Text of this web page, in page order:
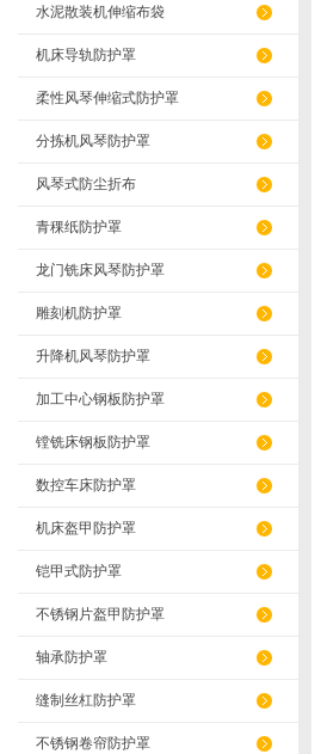
水泥散装机伸缩布袋
机床导轨防护罩
柔性风琴伸缩式防护罩
分拣机风琴防护罩
风琴式防尘折布
青稞纸防护罩
龙门铣床风琴防护罩
雕刻机防护罩
升降机风琴防护罩
加工中心钢板防护罩
镗铣床钢板防护罩
数控车床防护罩
机床盔甲防护罩
铠甲式防护罩
不锈钢片盔甲防护罩
轴承防护罩
缝制丝杠防护罩
不锈钢卷帘防护罩